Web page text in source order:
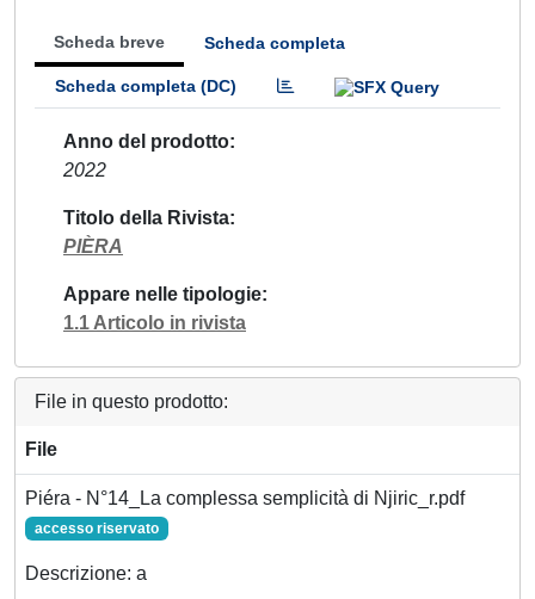
Scheda breve Scheda completa
Scheda completa (DC)
Anno del prodotto
2022
Titolo della Rivista
PIÈRA
Appare nelle tipologie
1.1 Articolo in rivista
File in questo prodotto:
File
Piéra - N°14_La complessa semplicità di Njiric_r.pdf
accesso riservato
Descrizione: a